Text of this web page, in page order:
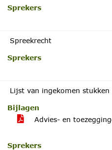
Sprekers
Spreekrecht
Sprekers
Lijst van ingekomen
Bijlagen
Advies- en
Sprekers